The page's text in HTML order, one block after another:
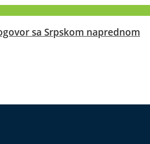
sa Srpskom naprednom